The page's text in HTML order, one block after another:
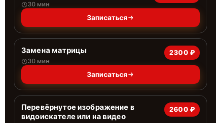
30 мин
Записаться
Замена матрицы
30 мин
2300 ₽
Записаться
Перевёрнутое изображение в
видоискателе или на видео
2600 ₽